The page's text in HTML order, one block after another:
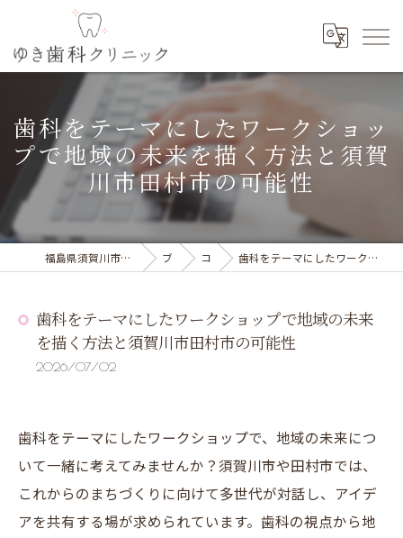
歯科をテーマにしたワークショッ
プで地域の未来を描く方法と須賀
川市田村市の可能性
福島県須賀川市の歯科の求人ならゆき歯科クリニック ブログ コラム 歯科をテーマにしたワークショップで地域の未来を描く方法と須賀川市田村市の可能性
歯科をテーマにしたワークショップで地域の未来
を描く方法と須賀川市田村市の可能性
2026/07/02
歯科をテーマにしたワークショップで、地域の未来につ
いて一緒に考えてみませんか？須賀川市や田村市では、
これからのまちづくりに向けて多世代が対話し、アイデ
アを共有する場が求められています。歯科の視点から地